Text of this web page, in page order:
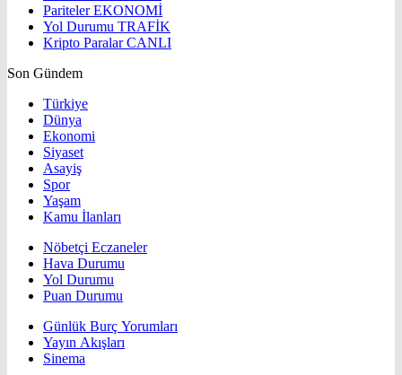
ParitelerEKONOMİ
Yol Durumu TRAFİK
Kripto ParalarCANLI
Son Gündem
Türkiye
Dünya
Ekonomi
Siyaset
Asayiş
Spor
Yaşam
Kamu İlanları
Nöbetçi Eczaneler
Hava Durumu
Yol Durumu
Puan Durumu
Günlük Burç Yorumları
Yayın Akışları
Sinema